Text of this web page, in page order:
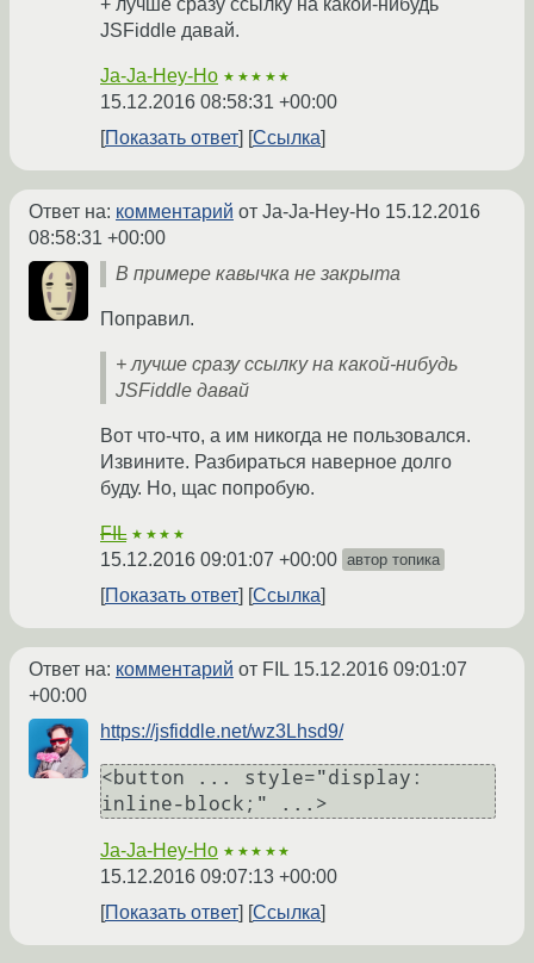
+ лучше сразу ссылку на какой-нибудь
JSFiddle давай.
Ja-Ja-Hey-Ho ★★★★★
15.12.2016 08:58:31 +00:00
Показать ответ
Ссылка
Ответ на: комментарий от Ja-Ja-Hey-Ho 15.12.2016
08:58:31 +00:00
В примере кавычка не закрыта
Поправил.
+ лучше сразу ссылку на какой-нибудь
JSFiddle давай
Вот что-что, а им никогда не пользовался.
Извините. Разбираться наверное долго
буду. Но, щас попробую.
FIL ★★★★
15.12.2016 09:01:07 +00:00 автор топика
Показать ответ Ссылка
Ответ на: комментарий от FIL 15.12.2016 09:01:07
+00:00
https://jsfiddle.net/wz3Lhsd9/
<button ... style="display:
inline-block;" ...>
Ja-Ja-Hey-Ho ★★★★★
15.12.2016 09:07:13 +00:00
Показать ответ
Ссылка